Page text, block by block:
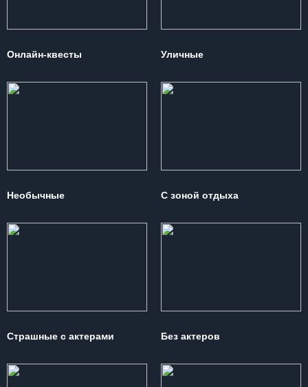
Онлайн-квесты Уличные
Необычные С зоной отдыха
Страшные с актерами Без актеров